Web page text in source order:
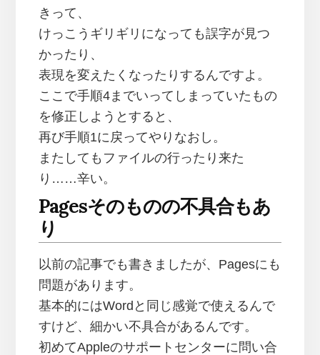
きって、
けっこうギリギリになっても誤字が見つ
かったり、
表現を変えたくなったりするんですよ。
ここで手順4までいってしまっていたもの
を修正しようとすると、
再び手順1に戻ってやりなおし。
またしてもファイルの行ったり来た
り……辛い。
Pagesそのものの不具合もあ
り
以前の記事でも書きましたが、Pagesにも
問題があります。
基本的にはWordと同じ感覚で使えるんで
すけど、細かい不具合があるんです。
初めてAppleのサポートセンターに問い合